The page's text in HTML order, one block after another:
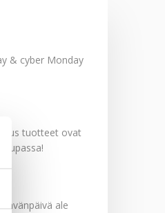
& cyber Monday
tuotteet ovat
ale